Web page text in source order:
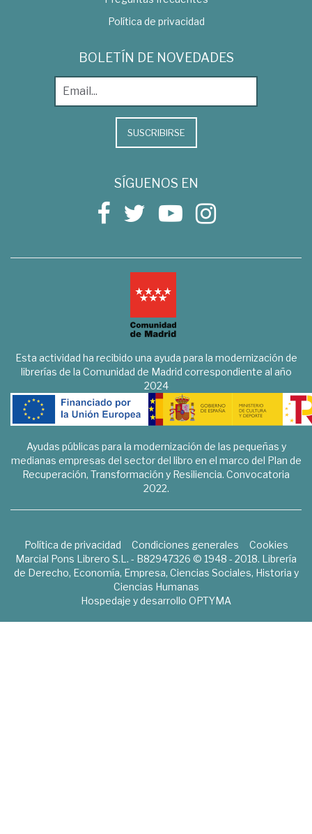
Política de privacidad
BOLETÍN DE NOVEDADES
SUSCRIBIRSE
SÍGUENOS EN
Esta actividad ha recibido una ayuda para la modernización de
librerías de la Comunidad de Madrid correspondiente al año
2024
Ayudas públicas para la modernización de las pequeñas y
medianas empresas del sector del libro en el marco del Plan de
Recuperación, Transformación y Resiliencia. Convocatoria
2022.
Política de privacidad Condiciones generales
Cookies
Marcial Pons Librero S.L. - B82947326 © 1948 - 2018. Librería
de Derecho, Economía, Empresa, Ciencias Sociales, Historia y
Ciencias Humanas
Hospedaje y desarrollo OPTYMA